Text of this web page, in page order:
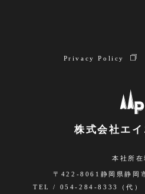
株式会社エ
本社所在
〒422-8061静岡県静岡
TEL / 054-284-8333（代
Privacy Policy